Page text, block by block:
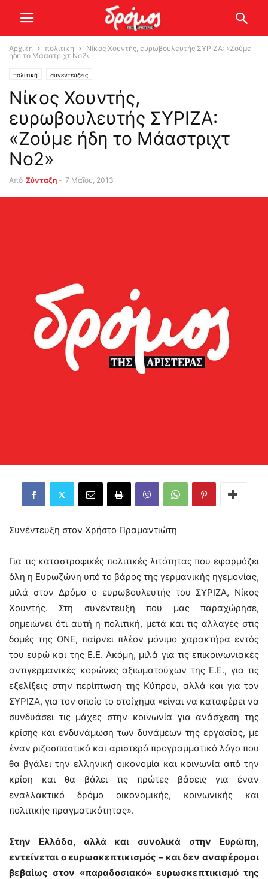
Αρχική πολιτική
Νίκος Χουντής, ευρωβουλευτής ΣΥΡΙΖΑ: «Ζούμε
ήδη το Μάαστριχτ Νο2»
πολιτική συνεντεύξεις
Νίκος Χουντής,
ευρωβουλευτής ΣΥΡΙΖΑ:
«Ζούμε ήδη το Μάαστριχτ
Νο2»
Από Σύνταξη - 7 Μαΐου, 2013
Συνέντευξη στον Χρήστο Πραμαντιώτη
Για τις καταστροφικές πολιτικές λιτότητας που εφαρμόζει
όλη η Ευρωζώνη υπό το βάρος της γερμανικής ηγεμονίας,
μιλά στον Δρόμο ο ευρωβουλευτής του ΣΥΡΙΖΑ, Νίκος
Χουντής. Στη συνέντευξη που μας παραχώρησε,
σημειώνει ότι αυτή η πολιτική, μετά και τις αλλαγές στις
δομές της ΟΝΕ, παίρνει πλέον μόνιμο χαρακτήρα εντός
του ευρώ και της Ε.Ε. Ακόμη, μιλά για τις επικοινωνιακές
αντιγερμανικές κορώνες αξιωματούχων της Ε.Ε., για τις
εξελίξεις στην περίπτωση της Κύπρου, αλλά και για τον
ΣΥΡΙΖΑ, για τον οποίο το στοίχημα «είναι να καταφέρει να
συνδυάσει τις μάχες στην κοινωνία για ανάσχεση της
κρίσης και ενδυνάμωση των δυνάμεων της εργασίας, με
έναν ριζοσπαστικό και αριστερό προγραμματικό λόγο που
θα βγάλει την ελληνική οικονομία και κοινωνία από την
κρίση και θα βάλει τις πρώτες βάσεις για έναν
εναλλακτικό δρόμο οικονομικής, κοινωνικής και
πολιτικής πραγματικότητας».
Στην Ελλάδα, αλλά και συνολικά στην Ευρώπη,
εντείνεται ο ευρωσκεπτικισμός – και δεν αναφέρομαι
βεβαίως στον «παραδοσιακό» ευρωσκεπτικισμό της